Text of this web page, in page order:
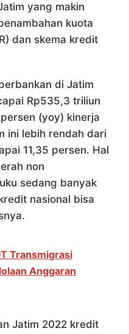
yang makin
kuota
dan skema kredit
di Jatim
Rp535,3 triliun
(yoy) kinerja
ini lebih rendah dari
11,35 persen. Hal
non
sedang banyak
nasional bisa
Transmigrasi
Anggaran
Jatim 2022 kredit